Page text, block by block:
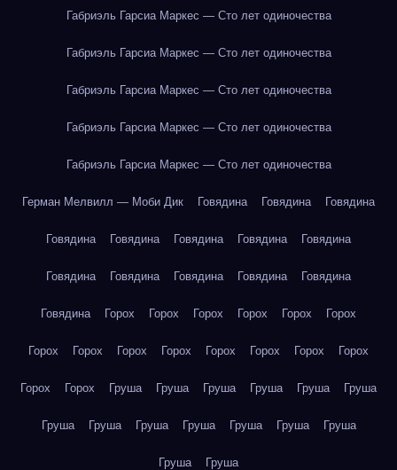
Габриэль Гарсиа Маркес — Сто лет одиночества
Габриэль Гарсиа Маркес — Сто лет одиночества
Габриэль Гарсиа Маркес — Сто лет одиночества
Габриэль Гарсиа Маркес — Сто лет одиночества
Габриэль Гарсиа Маркес — Сто лет одиночества
Герман Мелвилл — Моби Дик Говядина Говядина Говядина
Говядина Говядина Говядина Говядина Говядина
Говядина Говядина Говядина Говядина Говядина
Говядина Горох Горох Горох Горох Горох Горох
Горох Горох Горох Горох Горох Горох Горох Горох
Горох Горох Груша Груша Груша Груша Груша Груша
Груша Груша Груша Груша Груша Груша Груша
Груша Груша